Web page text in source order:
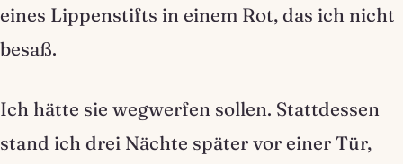
eines Lippenstifts in einem Rot, das ich nicht
besaß.
Ich hätte sie wegwerfen sollen. Stattdessen
stand ich drei Nächte später vor einer Tür,